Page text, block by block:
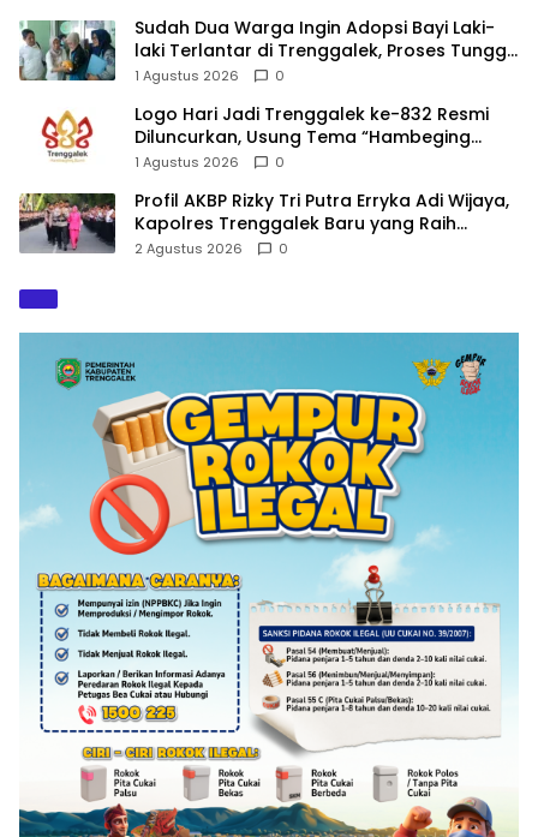
Sudah Dua Warga Ingin Adopsi Bayi Laki-
laki Terlantar di Trenggalek, Proses Tunggu
Hasil Penyelidikan
1 Agustus 2026 0
Logo Hari Jadi Trenggalek ke-832 Resmi
Diluncurkan, Usung Tema “Hambeging
Bumi” Gaungkan Harmoni dengan Alam
1 Agustus 2026 0
Profil AKBP Rizky Tri Putra Erryka Adi Wijaya,
Kapolres Trenggalek Baru yang Raih
Hattrick Pin Emas Kapolri
2 Agustus 2026 0